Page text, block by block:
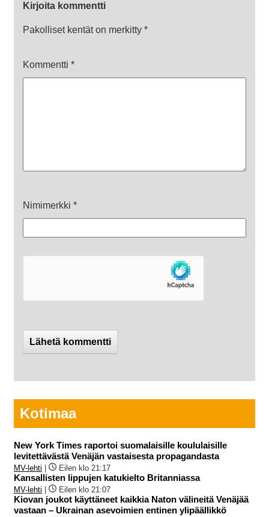
Kirjoita kommentti
Pakolliset kentät on merkitty *
Kommentti *
Nimimerkki *
Kotimaa
New York Times raportoi suomalaisille koululaisille
levitettävästä Venäjän vastaisesta propagandasta
MV-lehti Eilen klo 21:17
Kansallisten lippujen katukielto Britanniassa
MV-lehti Eilen klo 21:07
Kiovan joukot käyttäneet kaikkia Naton välineitä Venäjää
vastaan – Ukrainan asevoimien entinen ylipäällikkö